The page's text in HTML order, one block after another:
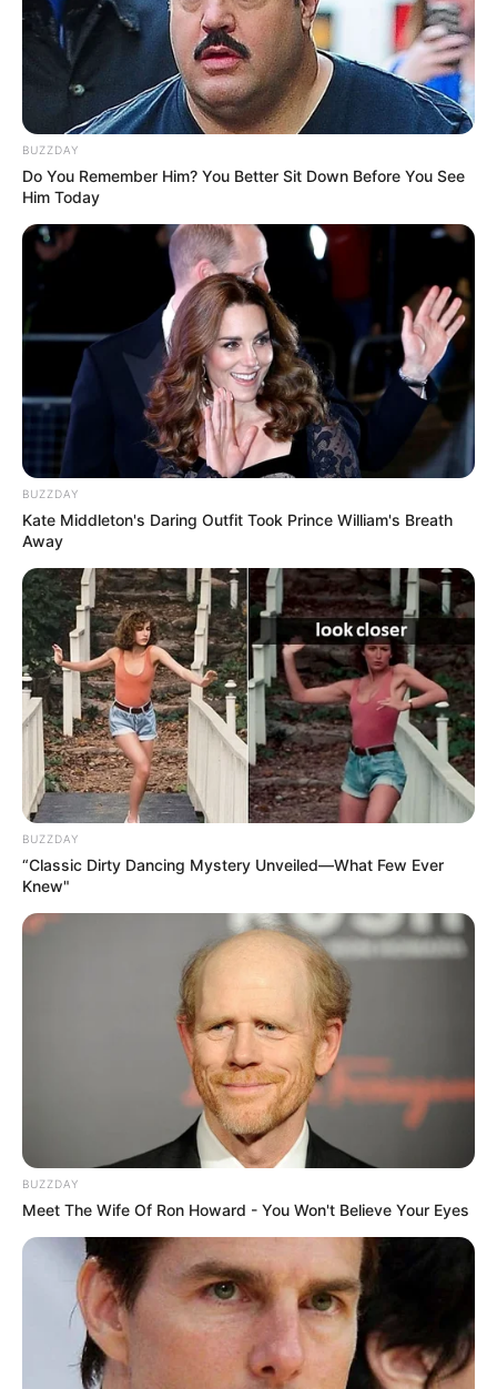
BUZZDAY
Do You Remember Him? You Better Sit Down Before You See
Him Today
BUZZDAY
Kate Middleton's Daring Outfit Took Prince William's Breath
Away
BUZZDAY
“Classic Dirty Dancing Mystery Unveiled—What Few Ever
Knew"
BUZZDAY
Meet The Wife Of Ron Howard - You Won't Believe Your Eyes